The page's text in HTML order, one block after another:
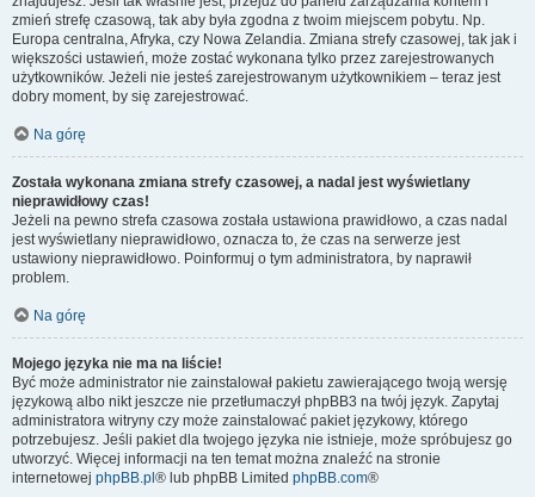
zmień strefę czasową, tak aby była zgodna z twoim miejscem pobytu. Np.
Europa centralna, Afryka, czy Nowa Zelandia. Zmiana strefy czasowej, tak jak i
większości ustawień, może zostać wykonana tylko przez zarejestrowanych
użytkowników. Jeżeli nie jesteś zarejestrowanym użytkownikiem – teraz jest
dobry moment, by się zarejestrować.
Na górę
Została wykonana zmiana strefy czasowej, a nadal jest wyświetlany
nieprawidłowy czas!
Jeżeli na pewno strefa czasowa została ustawiona prawidłowo, a czas nadal
jest wyświetlany nieprawidłowo, oznacza to, że czas na serwerze jest
ustawiony nieprawidłowo. Poinformuj o tym administratora, by naprawił
problem.
Na górę
Mojego języka nie ma na liście!
Być może administrator nie zainstalował pakietu zawierającego twoją wersję
językową albo nikt jeszcze nie przetłumaczył phpBB3 na twój język. Zapytaj
administratora witryny czy może zainstalować pakiet językowy, którego
potrzebujesz. Jeśli pakiet dla twojego języka nie istnieje, może spróbujesz go
utworzyć. Więcej informacji na ten temat można znaleźć na stronie
internetowej phpBB.pl ® lub phpBB Limited phpBB.com®